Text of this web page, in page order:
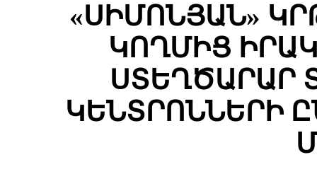
«ՍԻՄՈՆՅԱՆ»
ԿՈՂՄԻՑ
ՍՏԵՂԾԱՐԱՐ
ԿԵՆՏՐՈՆՆԵՐԻ